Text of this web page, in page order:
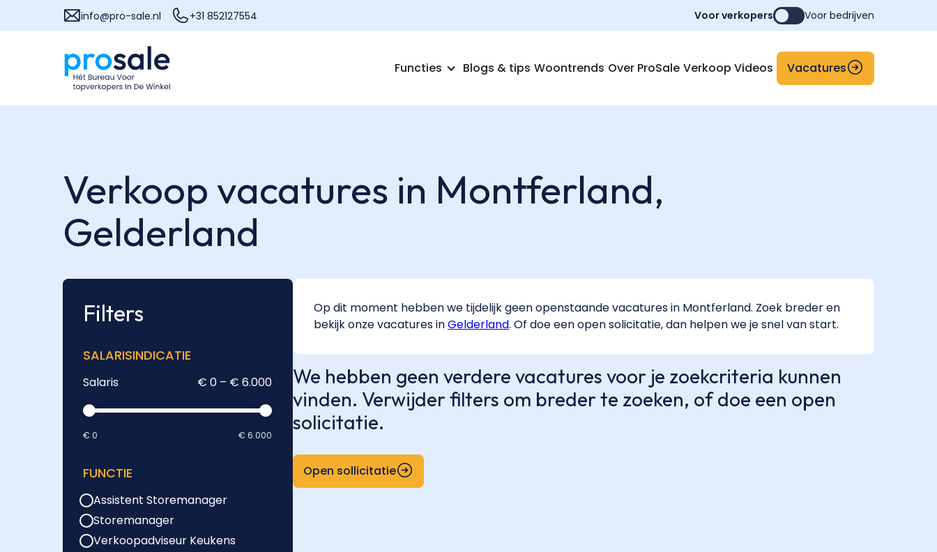
info@pro-sale.nl +31 852127554 Voor verkopers Voor bedrijven
Functies Blogs & tips Woontrends Over ProSale Verkoop Videos Vacatures
Verkoop vacatures in Montferland,
Gelderland
Filters
SALARISINDICATIE
Salaris € 0 – € 6.000
€ 0 € 6.000
FUNCTIE
Assistent Storemanager
Storemanager
Verkoopadviseur Keukens
Op dit moment hebben we tijdelijk geen openstaande vacatures in Montferland. Zoek breder en
bekijk onze vacatures inGelderland. Of doe een open solicitatie, dan helpen we je snel van start.
We hebben geen verdere vacatures voor je zoekcriteria kunnen
vinden. Verwijder filters om breder te zoeken, of doe een open
solicitatie.
Open sollicitatie